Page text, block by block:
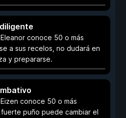
conoce 50 o más
a sus recelos, no dudará en
y prepararse.
conoce 50 o más
puño puede cambiar el